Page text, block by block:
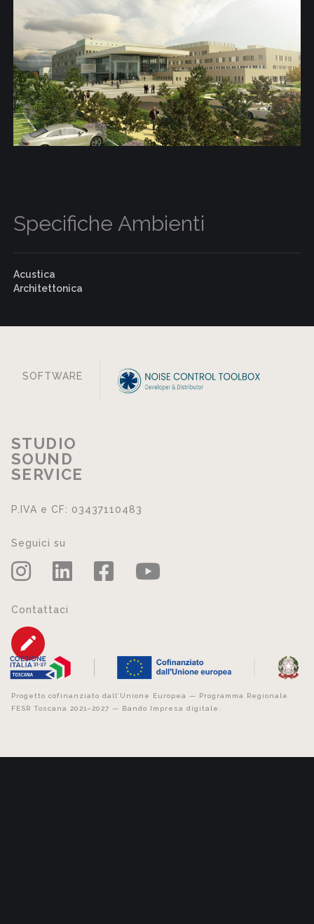
Specifiche Ambienti
Acustica
Architettonica
SOFTWARE
STUDIO
SOUND
SERVICE
P.IVA e CF: 03437110483
Seguici su
Contattaci
Progetto cofinanziato dall’Unione Europea — Programma Regionale
FESR Toscana 2021–2027 — Bando Impresa digitale.